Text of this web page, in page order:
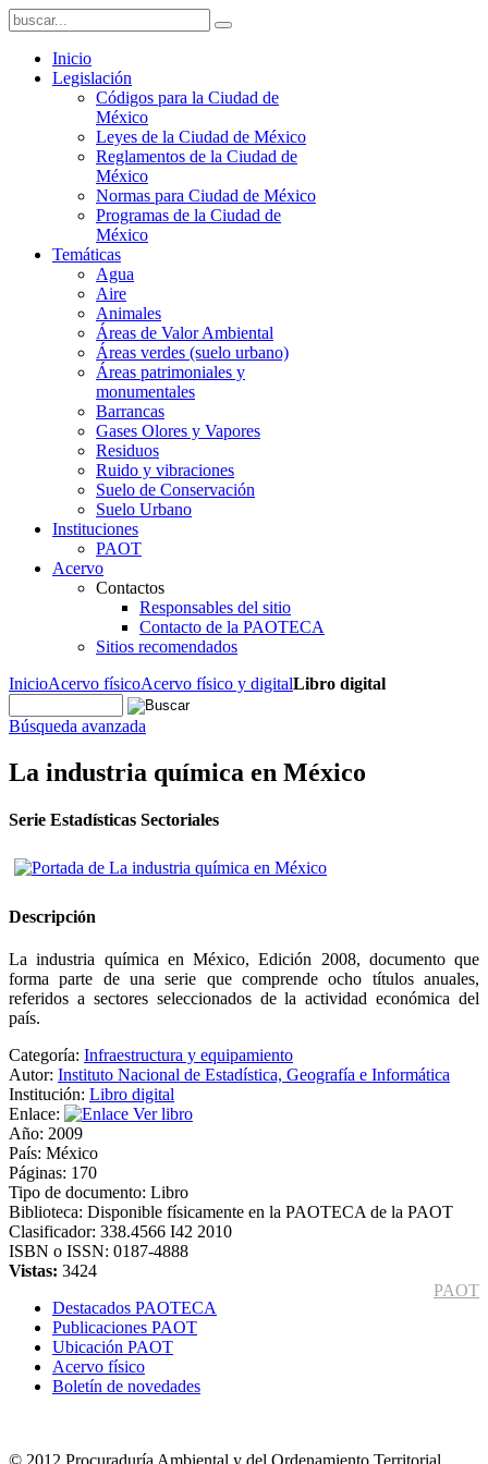
Inicio
Legislación
Códigos para la Ciudad de
México
Leyes de la Ciudad de México
Reglamentos de la Ciudad de
México
Normas para Ciudad de México
Programas de la Ciudad de
México
Temáticas
Agua
Aire
Animales
Áreas de Valor Ambiental
Áreas verdes (suelo urbano)
Áreas patrimoniales y
monumentales
Barrancas
Gases Olores y Vapores
Residuos
Ruido y vibraciones
Suelo de Conservación
Suelo Urbano
Instituciones
PAOT
Acervo
Contactos
Responsables del sitio
Contacto de la PAOTECA
Sitios recomendados
InicioAcervo físicoAcervo físico y digitalLibro digital
Búsqueda avanzada
La industria química en México
Serie Estadísticas Sectoriales
Descripción
La industria química en México, Edición 2008, documento que
forma parte de una serie que comprende ocho títulos anuales,
referidos a sectores seleccionados de la actividad económica del
país.
Categoría: Infraestructura y equipamiento
Autor: Instituto Nacional de Estadística, Geografía e Informática
Institución: Libro digital
Enlace:
Ver libro
Año: 2009
País: México
Páginas: 170
Tipo de documento: Libro
Biblioteca: Disponible físicamente en la PAOTECA de la PAOT
Clasificador: 338.4566 I42 2010
ISBN o ISSN: 0187-4888
Vistas: 3424
PAOT
Destacados PAOTECA
Publicaciones PAOT
Ubicación PAOT
Acervo físico
Boletín de novedades
© 2012 Procuraduría Ambiental y del Ordenamiento Territorial